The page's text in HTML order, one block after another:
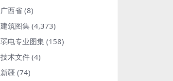
广西省 (8)
建筑图集 (4,373)
弱电专业图集 (158)
技术文件 (4)
新疆 (74)